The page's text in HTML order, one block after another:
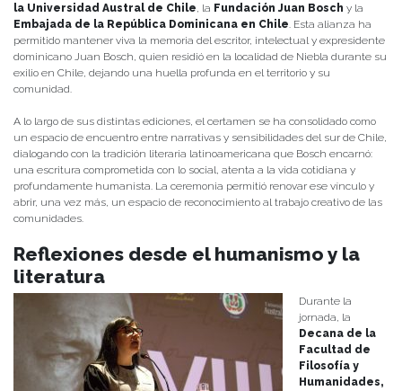
la Universidad Austral de Chile, la Fundación Juan Bosch y la
Embajada de la República Dominicana en Chile. Esta alianza ha
permitido mantener viva la memoria del escritor, intelectual y expresidente
dominicano Juan Bosch, quien residió en la localidad de Niebla durante su
exilio en Chile, dejando una huella profunda en el territorio y su
comunidad.
A lo largo de sus distintas ediciones, el certamen se ha consolidado como
un espacio de encuentro entre narrativas y sensibilidades del sur de Chile,
dialogando con la tradición literaria latinoamericana que Bosch encarnó:
una escritura comprometida con lo social, atenta a la vida cotidiana y
profundamente humanista. La ceremonia permitió renovar ese vínculo y
abrir, una vez más, un espacio de reconocimiento al trabajo creativo de las
comunidades.
Reflexiones desde el humanismo y la
literatura
Durante la
jornada, la
Decana de la
Facultad de
Filosofía y
Humanidades,